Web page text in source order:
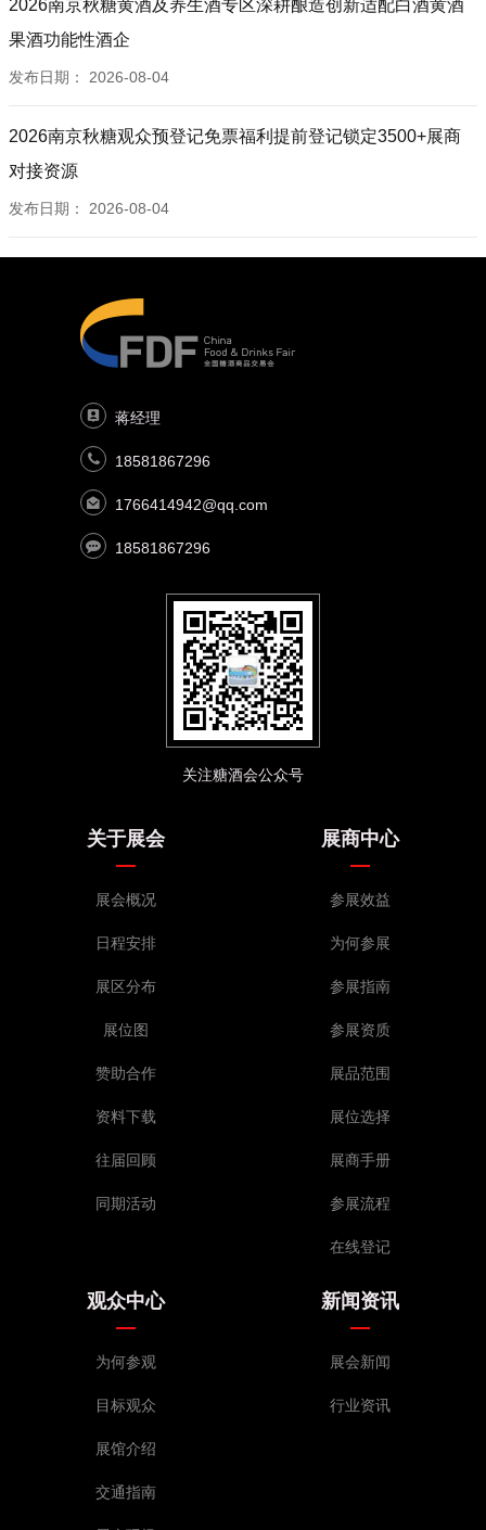
2026南京秋糖黄酒及养生酒专区深耕酿造创新适配白酒黄酒
果酒功能性酒企
发布日期： 2026-08-04
2026南京秋糖观众预登记免票福利提前登记锁定3500+展商
对接资源
发布日期： 2026-08-04
蒋经理
18581867296
1766414942@qq.com
18581867296
关注糖酒会公众号
关于展会
展会概况
日程安排
展区分布
展位图
赞助合作
资料下载
往届回顾
同期活动
展商中心
参展效益
为何参展
参展指南
参展资质
展品范围
展位选择
展商手册
参展流程
在线登记
观众中心
为何参观
目标观众
展馆介绍
交通指南
新闻资讯
展会新闻
行业资讯